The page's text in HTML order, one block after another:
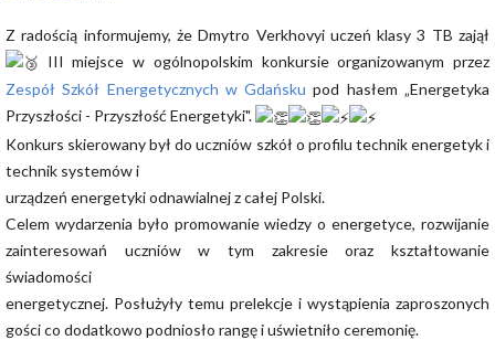
Dla ucznia
Dla rodzica
Rekrutacja
Projekty Unijne
Kontakt
Kursy i szkolenia zawodowe
Z radością informujemy, że Dmytro Verkhovyi uczeń klasy 3 TB zajął
III miejsce w ogólnopolskim konkursie organizowanym przez
Zespół Szkół Energetycznych w Gdańsku pod hasłem „Energetyka
Przyszłości - Przyszłość Energetyki".
Konkurs skierowany był do uczniów szkół o profilu technik energetyk i
technik systemów i
urządzeń energetyki odnawialnej z całej Polski.
Celem wydarzenia było promowanie wiedzy o energetyce, rozwijanie
zainteresowań uczniów w tym zakresie oraz kształtowanie
świadomości
energetycznej. Posłużyły temu prelekcje i wystąpienia zaproszonych
gości co dodatkowo podniosło rangę i uświetniło ceremonię.